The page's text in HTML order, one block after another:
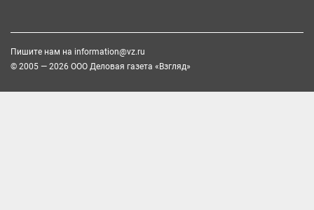
Пишите нам на information@vz.ru
© 2005 — 2026 ООО Деловая газета «Взгляд»